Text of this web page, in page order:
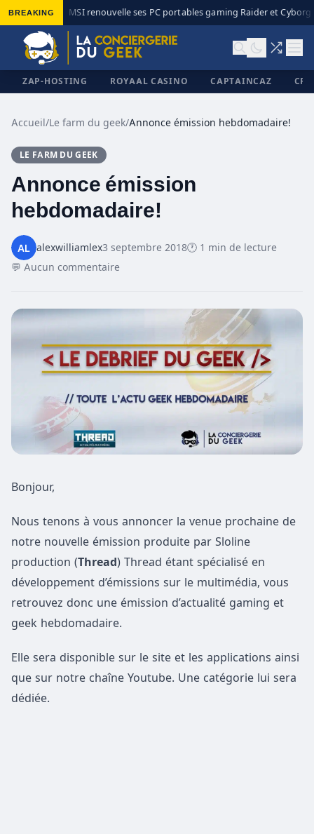
BREAKING◆ MSI renouvelle ses PC portables gaming Raider et Cyborg
ZAP-HOSTING ROYAAL CASINO CAPTAINCAZ
Accueil/Le farm du geek/Annonce émission hebdomadaire!
LE FARM DU GEEK
Annonce émission
hebdomadaire!
alexwilliamlex3 septembre 2018🕐 1 min de lecture
💬 Aucun commentaire
Bonjour,
Nous tenons à vous annoncer la venue prochaine de
notre nouvelle émission produite par Sloline
production (Thread) Thread étant spécialisé en
développement d’émissions sur le multimédia, vous
retrouvez donc une émission d’actualité gaming et
geek hebdomadaire.
Elle sera disponible sur le site et les applications ainsi
que sur notre chaîne Youtube. Une catégorie lui sera
dédiée.